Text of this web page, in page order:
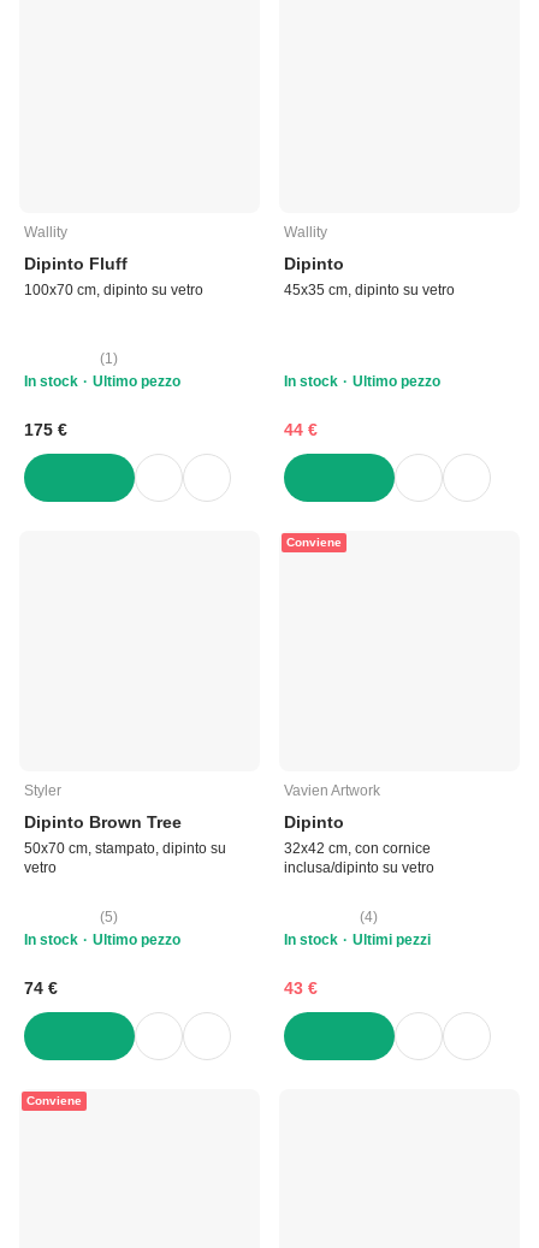
Wallity
Dipinto Fluff
100x70 cm, dipinto su vetro
(1)
In stock
Ultimo pezzo
175 €
Wallity
Dipinto
45x35 cm, dipinto su vetro
In stock Ultimo pezzo
44 €
Styler
Dipinto Brown Tree
50x70 cm, stampato, dipinto su
vetro
(5)
In stock
Ultimo pezzo
74 €
Conviene
Vavien Artwork
Dipinto
32x42 cm, con cornice
inclusa/dipinto su vetro
(4)
In stock
Ultimi pezzi
43 €
Conviene